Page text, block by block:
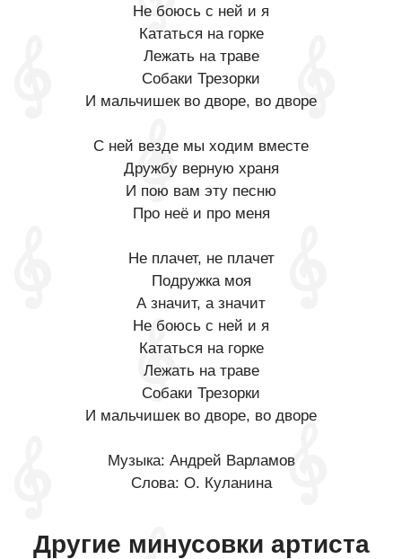
Не боюсь с ней и я
Кататься на горке
Лежать на траве
Собаки Трезорки
И мальчишек во дворе, во дворе
С ней везде мы ходим вместе
Дружбу верную храня
И пою вам эту песню
Про неё и про меня
Не плачет, не плачет
Подружка моя
А значит, а значит
Не боюсь с ней и я
Кататься на горке
Лежать на траве
Собаки Трезорки
И мальчишек во дворе, во дворе
Музыка: Андрей Варламов
Слова: О. Куланина
Другие минусовки артиста